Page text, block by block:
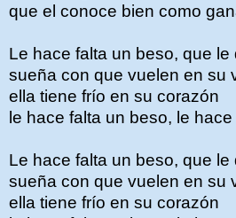
que el conoce bien como
Le hace falta un beso, que le
sueña con que vuelen en su
ella tiene frío en su corazón
le hace falta un beso, le hace
Le hace falta un beso, que le
sueña con que vuelen en su
ella tiene frío en su corazón